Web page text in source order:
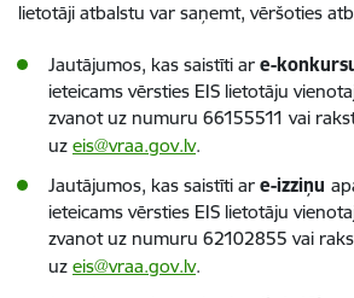
lietotāji atbalstu var saņemt, vēršoties
Jautājumos, kas saistīti ar e-
ieteicams vērsties EIS lietotāju
zvanot uz numuru 66155511 vai
uz eis@vraa.gov.lv.
Jautājumos, kas saistīti ar e-izziņu
ieteicams vērsties EIS lietotāju
zvanot uz numuru 62102855 vai
uz eis@vraa.gov.lv.